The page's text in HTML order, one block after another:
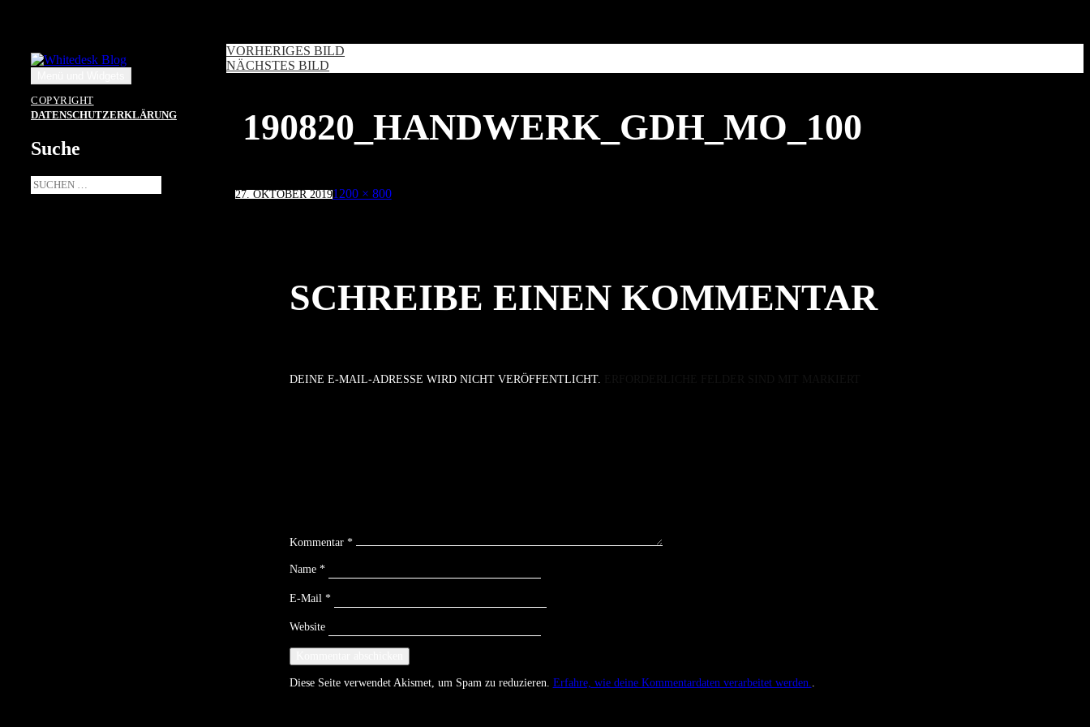
COPYRIGHT
DATENSCHUTZERKLÄRUNG
Suche
Suche
nach:
VORHERIGES BILD
NÄCHSTES BILD
190820_HANDWERK_GDH_MO_100
Veröffentlicht
am
27. OKTOBER 2019Volle
1200 × 800
SCHREIBE EINEN KOMMENTAR
DEINE E-MAIL-ADRESSE WIRD NICHT VERÖFFENTLICHT.
Kommentar *
Name *
E-Mail *
Website
Diese Seite verwendet Akismet, um Spam zu reduzieren. Erfahre, wie deine Kommentardaten verarbeitet werden..